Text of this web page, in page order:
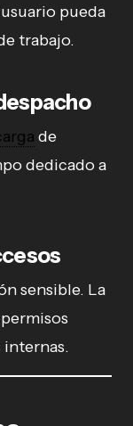
pueda
trabajo.
de
dedicado a
sensible. La
internas.